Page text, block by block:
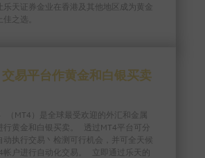
乐天证券金业在香港及其他地区成为黄金
之选。
交易平台作黄金和白银买卖
MT4）是全球最受欢迎的外汇和金属
行黄金和白银买卖。 透过MT4平台可分
动执行交易丶检测可行机会，并可全天候
帐户进行自动化交易。 立即通过乐天的